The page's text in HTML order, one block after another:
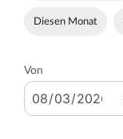
Diesen Monat
Von